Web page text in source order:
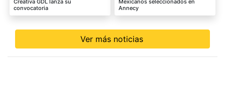
Creativa GDL lanza su
convocatoria
Mexicanos seleccionados en
Annecy
Ver más noticias